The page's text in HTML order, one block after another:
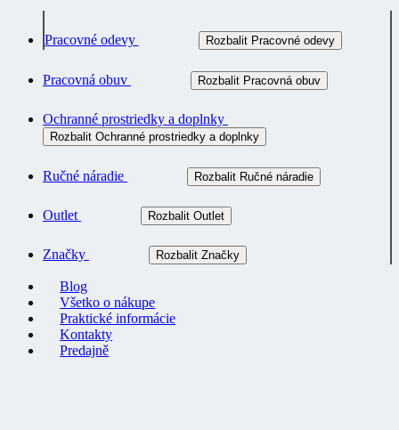
Pracovné odevy Rozbalit Pracovné odevy
Pracovná obuv Rozbalit Pracovná obuv
Ochranné prostriedky a doplnky
Rozbalit Ochranné prostriedky a doplnky
Ručné náradie Rozbalit Ručné náradie
Outlet Rozbalit Outlet
Značky Rozbalit Značky
Blog
Všetko o nákupe
Praktické informácie
Kontakty
Predajně